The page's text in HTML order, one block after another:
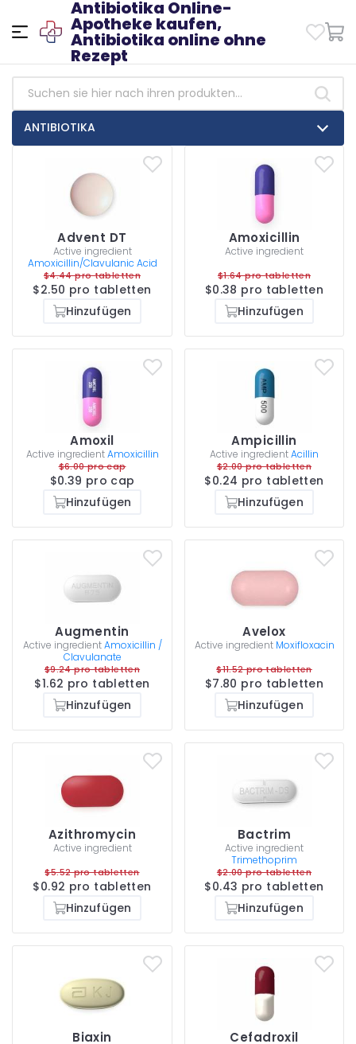
Antibiotika Online-
Apotheke kaufen,
Antibiotika online ohne
Rezept
ANTIBIOTIKA
Advent DT
Active ingredient
Amoxicillin/Clavulanic Acid
$4.44 pro tabletten
$2.50 pro tabletten
Hinzufügen
Amoxicillin
Active ingredient
$1.64 pro tabletten
$0.38 pro tabletten
Hinzufügen
Amoxil
Active ingredient Amoxicillin
$6.00 pro cap
$0.39 pro cap
Hinzufügen
Ampicillin
Active ingredientAcillin
$2.00 pro tabletten
$0.24 pro tabletten
Hinzufügen
Augmentin
Active ingredient Amoxicillin /
Clavulanate
$9.24 pro tabletten
$1.62 pro tabletten
Hinzufügen
Avelox
Active ingredient Moxifloxacin
$11.52 pro tabletten
$7.80 pro tabletten
Hinzufügen
Azithromycin
Active ingredient
$5.52 pro tabletten
$0.92 pro tabletten
Hinzufügen
Bactrim
Active ingredient
Trimethoprim
$2.00 pro tabletten
$0.43 pro tabletten
Hinzufügen
Biaxin Cefadroxil